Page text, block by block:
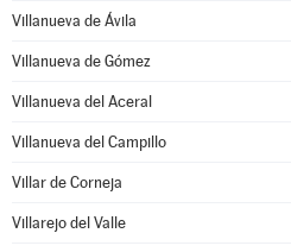
Villanueva de Ávila
Villanueva de Gómez
Villanueva del Aceral
Villanueva del Campillo
Villar de Corneja
Villarejo del Valle